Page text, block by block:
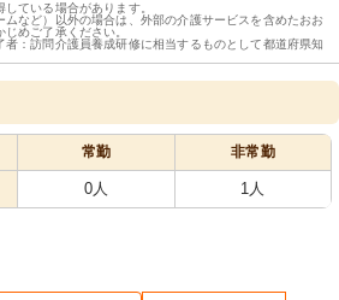
ている場合があります。
など）以外の場合は、外部の介護サービスを含めたおお
めご了承ください。
：訪問介護員養成研修に相当するものとして都道府県知
常勤 非常勤
0人 1人